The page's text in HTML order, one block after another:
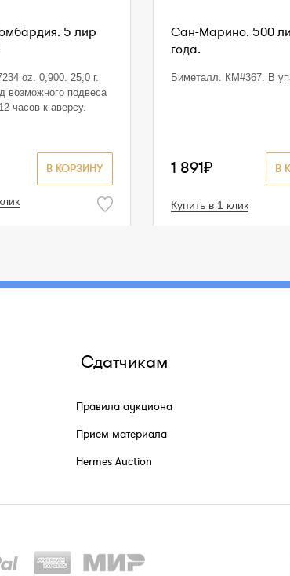
5 лир
oz. 0,900. 25,0 г.
возможного подвеса
часов к аверсу.
В КОРЗИНУ
Сан-Марино. 500
года.
Биметалл. КМ#367. В
В
1 891₽
Купить в 1 клик
Сдатчикам
Правила аукциона
Прием материала
Hermes Auction